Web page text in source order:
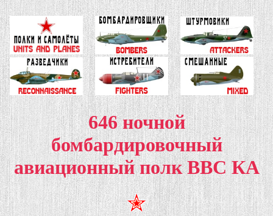
646 ночной
бомбардировочный
авиационный полк ВВС КА